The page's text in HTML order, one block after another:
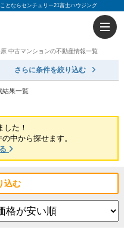
とならセンチュリー21富士ハウジング
中古マンションの不動産情報一覧
さらに条件を絞り込む
結果一覧
した！
の中から探せます。
込む